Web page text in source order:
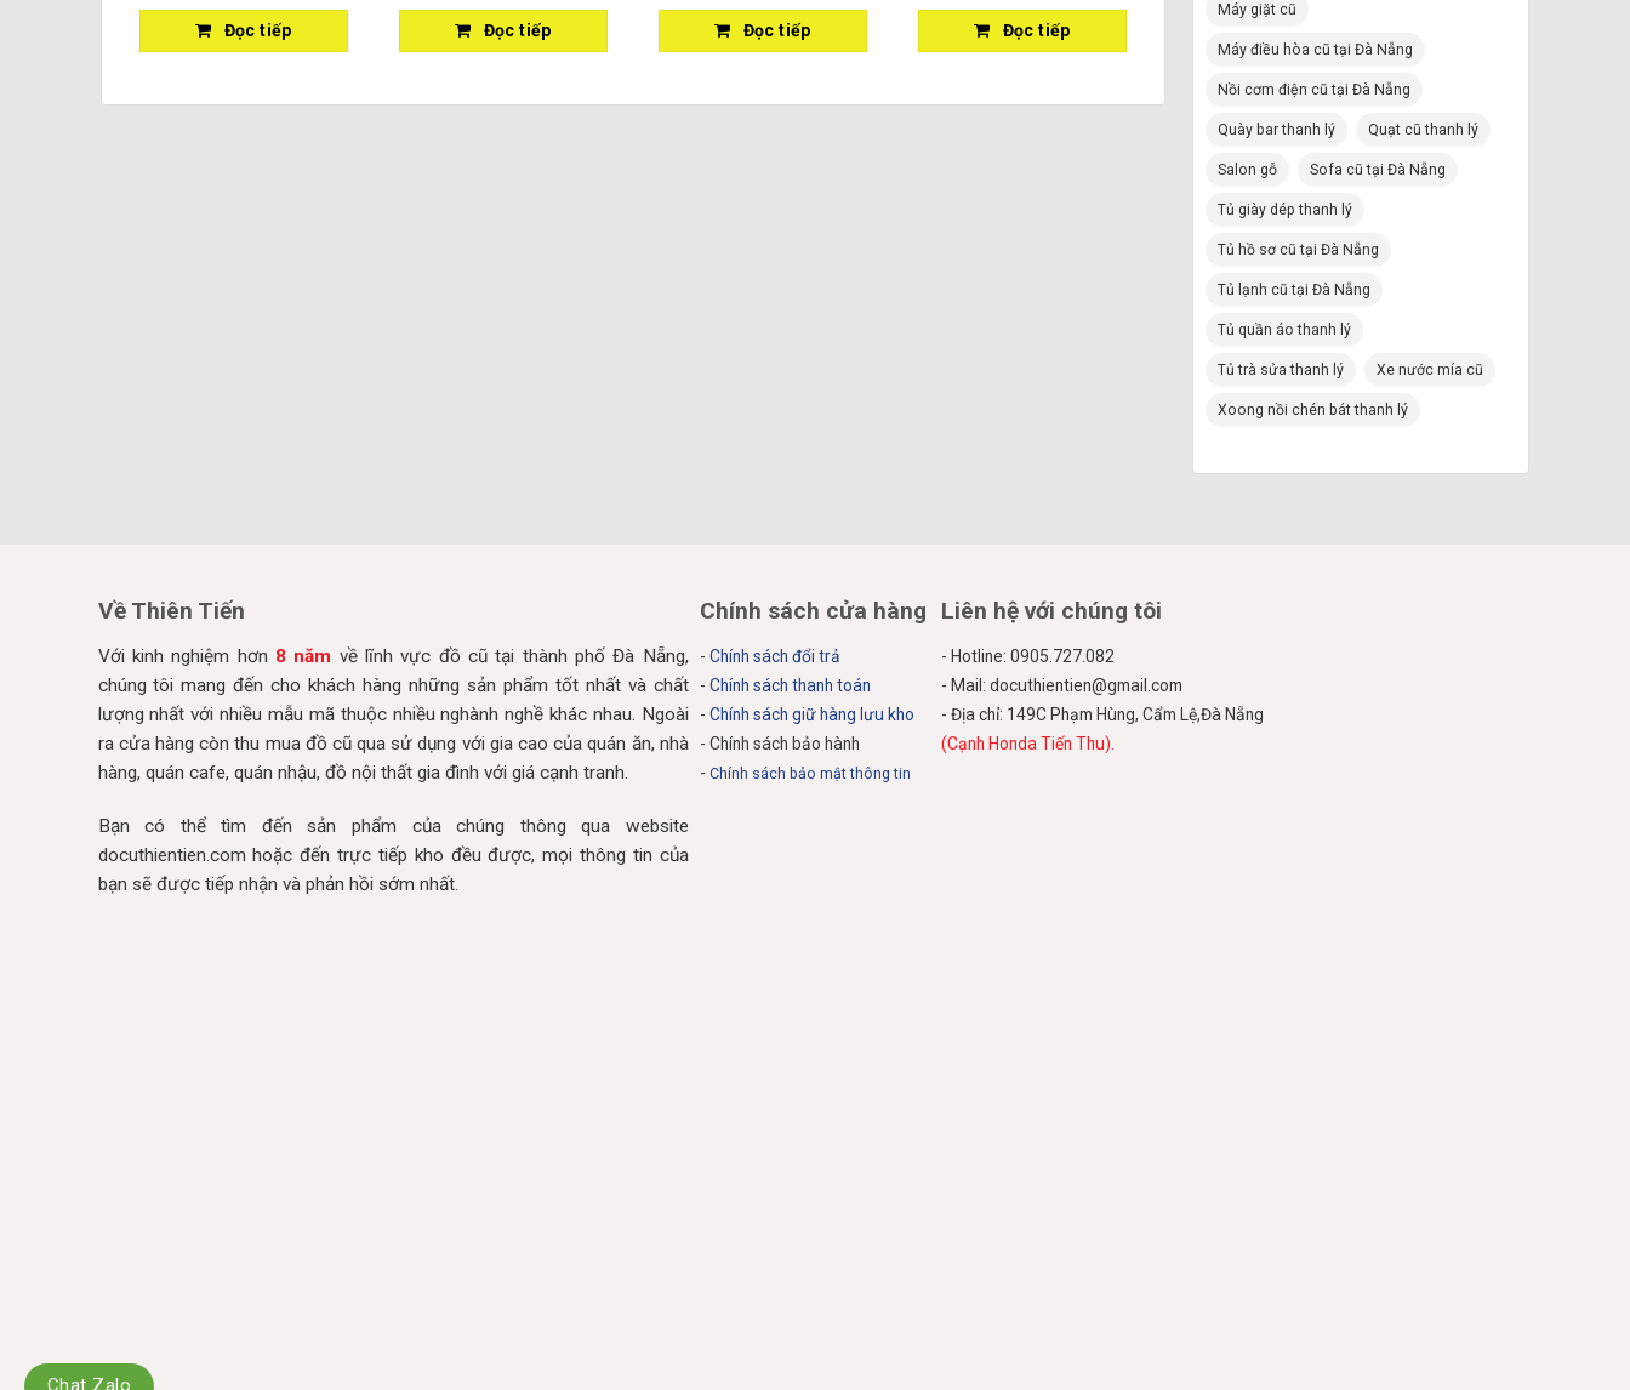
Đọc tiếp Đọc tiếp Đọc tiếp Đọc tiếp
Máy giặt cũ
Máy điều hòa cũ tại Đà Nẵng
Nồi cơm điện cũ tại Đà Nẵng
Quày bar thanh lý Quạt cũ thanh lý
Salon gỗ Sofa cũ tại Đà Nẵng
Tủ giày dép thanh lý
Tủ hồ sơ cũ tại Đà Nẵng
Tủ lạnh cũ tại Đà Nẵng
Tủ quần áo thanh lý
Tủ trà sửa thanh lý Xe nước mía cũ
Xoong nồi chén bát thanh lý
Về Thiên Tiến
Với kinh nghiệm hơn 8 năm về lĩnh vực đồ cũ tại thành phố Đà Nẵng,
chúng tôi mang đến cho khách hàng những sản phẩm tốt nhất và chất
lượng nhất với nhiều mẫu mã thuộc nhiều nghành nghề khác nhau. Ngoài
ra cửa hàng còn thu mua đồ cũ qua sử dụng với gia cao của quán ăn, nhà
hàng, quán cafe, quán nhậu, đồ nội thất gia đình với giá cạnh tranh.
Bạn có thể tìm đến sản phẩm của chúng thông qua website
docuthientien.com hoặc đến trực tiếp kho đều được, mọi thông tin của
bạn sẽ được tiếp nhận và phản hồi sớm nhất.
Chính sách cửa hàng
-Chính sách đổi trả
-Chính sách thanh toán
-Chính sách giữ hàng lưu kho
- Chính sách bảo hành
-Chính sách bảo mật thông tin
Liên hệ với chúng tôi
- Hotline: 0905.727.082
- Mail: docuthientien@gmail.com
- Địa chỉ: 149C Phạm Hùng, Cẩm Lệ,Đà Nẵng
(Cạnh Honda Tiến Thu).